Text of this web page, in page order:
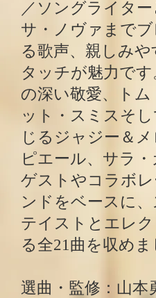
／ソングライタ
サ・ノヴァまで
る歌声、親しみ
タッチが魅力で
の深い敬愛、ト
ット・スミスそ
じるジャジー＆
ピエール、サラ
ゲストやコラボ
ンドをベースに
テイストとエレ
る全21曲を収めま
選曲・監修：山本